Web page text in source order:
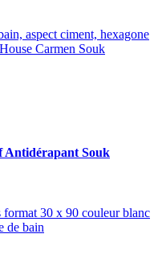
Antidérapant Souk